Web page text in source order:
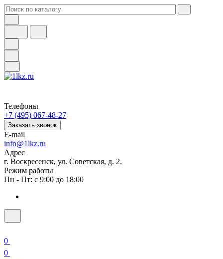
Телефоны
+7 (495) 067-48-27
Заказать звонок
E-mail
info@1lkz.ru
Адрес
г. Воскресенск, ул. Советская, д. 2.
Режим работы
Пн - Пт: с 9:00 до 18:00
0
0